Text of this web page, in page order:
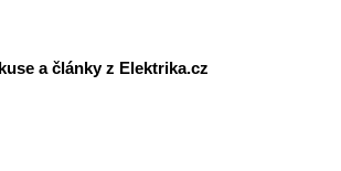
a články z Elektrika.cz